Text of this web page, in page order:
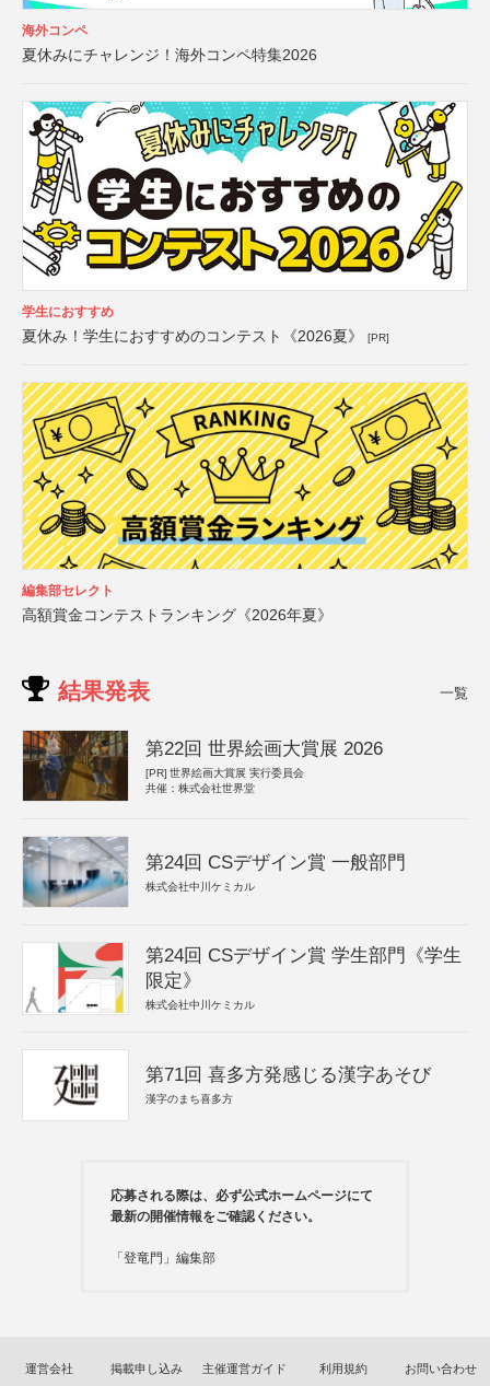
海外コンペ
夏休みにチャレンジ！海外コンペ特集2026
学生におすすめ
夏休み！学生におすすめのコンテスト《2026夏》 [PR]
編集部セレクト
高額賞金コンテストランキング《2026年夏》
結果発表 一覧
第22回 世界絵画大賞展 2026
[PR] 世界絵画大賞展 実行委員会
共催：株式会社世界堂
第24回 CSデザイン賞 一般部門
株式会社中川ケミカル
第24回 CSデザイン賞 学生部門《学生
限定》
株式会社中川ケミカル
第71回 喜多方発感じる漢字あそび
漢字のまち喜多方
応募される際は、必ず公式ホームページにて
最新の開催情報をご確認ください。
「登竜門」編集部
運営会社 掲載申し込み 主催運営ガイド 利用規約 お問い合わせ